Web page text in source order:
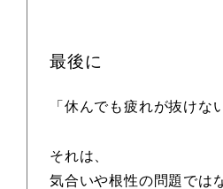
最後に
「休んでも疲れが抜けな
それは、
気合いや根性の問題では